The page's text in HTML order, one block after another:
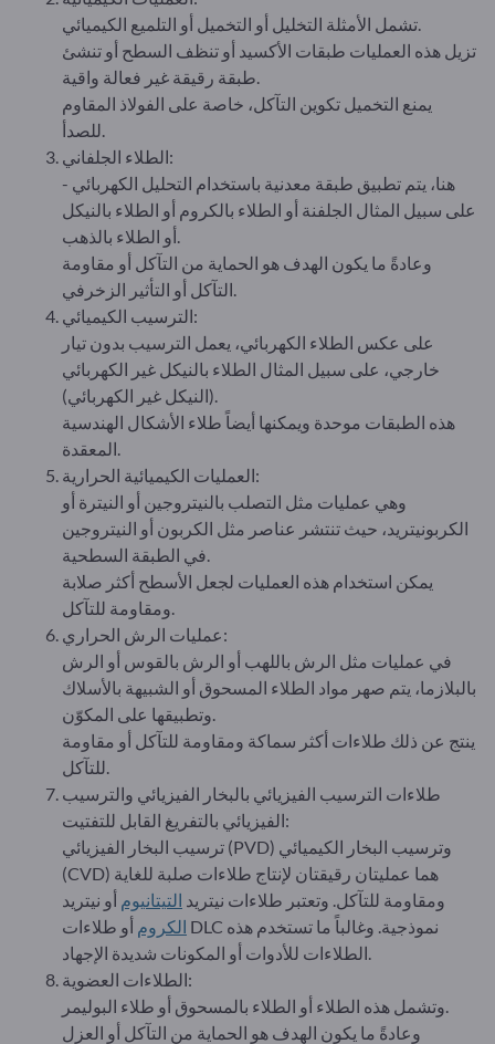
تزيل هذه العمليات طبقات الأكسيد أو تنظف السطح أو تنشئ
يمنع التخميل تكوين التآكل، خاصة على الفولاذ المقاوم
الطلاء الجلفاني:
هنا، يتم تطبيق طبقة معدنية باستخدام التحليل الكهربائي -
على سبيل المثال الجلفنة أو الطلاء بالكروم أو الطلاء بالنيكل
وعادةً ما يكون الهدف هو الحماية من التآكل أو مقاومة
الترسيب الكيميائي:
على عكس الطلاء الكهربائي، يعمل الترسيب بدون تيار
خارجي، على سبيل المثال الطلاء بالنيكل غير الكهربائي
هذه الطبقات موحدة ويمكنها أيضاً طلاء الأشكال الهندسية
العمليات الكيميائية الحرارية:
وهي عمليات مثل التصلب بالنيتروجين أو النيترة أو
الكربونيتريد، حيث تنتشر عناصر مثل الكربون أو النيتروجين
يمكن استخدام هذه العمليات لجعل الأسطح أكثر صلابة
عمليات الرش الحراري:
في عمليات مثل الرش باللهب أو الرش بالقوس أو الرش
بالبلازما، يتم صهر مواد الطلاء المسحوق أو الشبيهة بالأسلاك
ينتج عن ذلك طلاءات أكثر سماكة ومقاومة للتآكل أو مقاومة
طلاءات الترسيب الفيزيائي بالبخار الفيزيائي والترسيب
الفيزيائي بالتفريغ القابل للتفتيت:
ترسيب البخار الفيزيائي (PVD) وترسيب البخار الكيميائي
(CVD) هما عمليتان رقيقتان لإنتاج طلاءات صلبة للغاية
ومقاومة للتآكل. وتعتبر طلاءات نيتريد التيتانيوم أو نيتريد
الكروم أو طلاءات DLC نموذجية. وغالباً ما تستخدم هذه
الطلاءات العضوية:
وعادةً ما يكون الهدف هو الحماية من التآكل أو العزل